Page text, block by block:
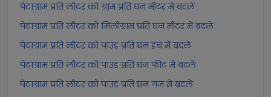
पेटाग्राम प्रति लीटर को ग्राम प्रति घन मीटर में बदलें
पेटाग्राम प्रति लीटर को मिलीग्राम प्रति घन मीटर में बदलें
पेटाग्राम प्रति लीटर को पाउंड प्रति घन इंच में बदलें
पेटाग्राम प्रति लीटर को पाउंड प्रति घन फीट में बदलें
पेटाग्राम प्रति लीटर को पाउंड प्रति घन गज में बदलें